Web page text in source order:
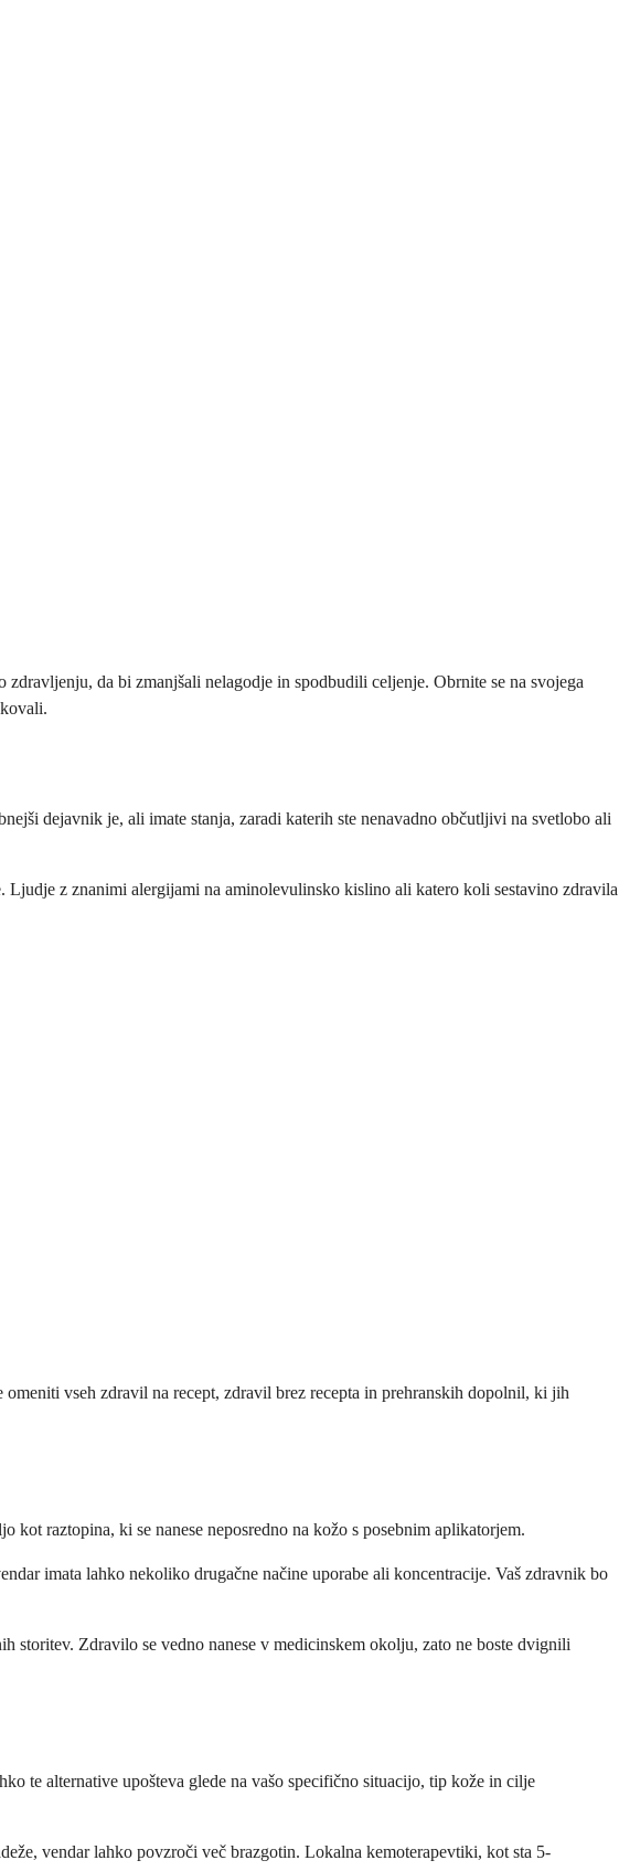
da bi zmanjšali nelagodje in spodbudili celjenje. Obrnite se na svojega
dejavnik je, ali imate stanja, zaradi katerih ste nenavadno občutljivi na svetlobo ali
z znanimi alergijami na aminolevulinsko kislino ali katero koli sestavino zdravila
vseh zdravil na recept, zdravil brez recepta in prehranskih dopolnil, ki jih
raztopina, ki se nanese neposredno na kožo s posebnim aplikatorjem.
imata lahko nekoliko drugačne načine uporabe ali koncentracije. Vaš zdravnik bo
storitev. Zdravilo se vedno nanese v medicinskem okolju, zato ne boste dvignili
te alternative upošteva glede na vašo specifično situacijo, tip kože in cilje
vendar lahko povzroči več brazgotin. Lokalna kemoterapevtiki, kot sta 5-